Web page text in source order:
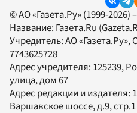
© АО «Газета.Ру» (1999-2026)
Название: Газета.Ru
Учредитель:АО «Газета.Ру»,
7743625728
Адрес учредителя: 125239,
улица, дом 67
Адрес редакции и издателя:
Варшавское шоссе, д.9, стр.1